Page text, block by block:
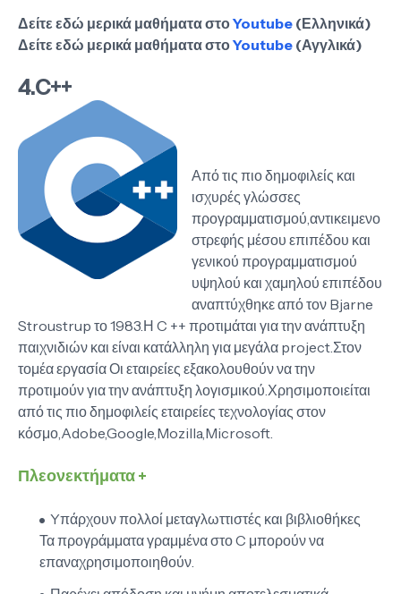
Δείτε εδώ μερικά μαθήματα στοYoutube (Ελληνικά)
Δείτε εδώ μερικά μαθήματα στοYoutube (Αγγλικά)
4.C++
Από τις πιο δημοφιλείς και
ισχυρές γλώσσες
προγραμματισμού,αντικειμενο
στρεφής μέσου επιπέδου και
γενικού προγραμματισμού
υψηλού και χαμηλού επιπέδου
αναπτύχθηκε από τον Bjarne
Stroustrup το 1983.Η C ++ προτιμάται για την ανάπτυξη
παιχνιδιών και είναι κατάλληλη για μεγάλα project.Στον
τομέα εργασία Οι εταιρείες εξακολουθούν να την
προτιμούν για την ανάπτυξη λογισμικού.Χρησιμοποιείται
από τις πιο δημοφιλείς εταιρείες τεχνολογίας στον
κόσμο,Adobe,Google,Mozilla,Microsoft.
Πλεονεκτήματα +
Yπάρχουν πολλοί μεταγλωττιστές και βιβλιοθήκες
Τα προγράμματα γραμμένα στο C μπορούν να
επαναχρησιμοποιηθούν.